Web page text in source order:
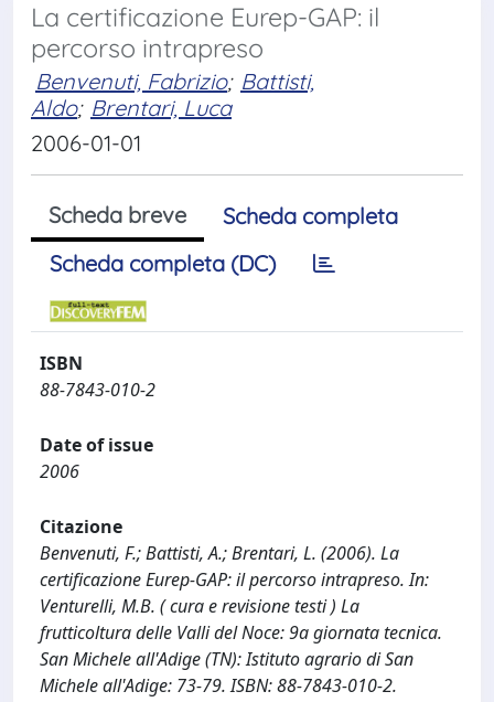
La certificazione Eurep-GAP: il
percorso intrapreso
Benvenuti, Fabrizio; Battisti,
Aldo; Brentari, Luca
2006-01-01
Scheda breve
Scheda completa
Scheda completa (DC)
ISBN
88-7843-010-2
Date of issue
2006
Citazione
Benvenuti, F.; Battisti, A.; Brentari, L. (2006). La
certificazione Eurep-GAP: il percorso intrapreso. In:
Venturelli, M.B. ( cura e revisione testi ) La
frutticoltura delle Valli del Noce: 9a giornata tecnica.
San Michele all'Adige (TN): Istituto agrario di San
Michele all'Adige: 73-79. ISBN: 88-7843-010-2.